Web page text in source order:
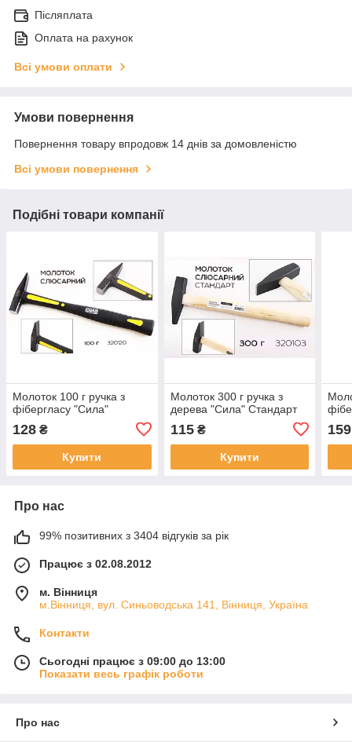
Післяплата
Оплата на рахунок
Всі умови оплати
Умови повернення
Повернення товару впродовж 14 днів за домовленістю
Всі умови повернення
Подібні товари компанії
Молоток 100 г ручка з
фібергласу "Сила"
128 ₴
Купити
Молоток 300 г ручка з
дерева "Сила" Стандарт
115₴
Купити
159
Про нас
99% позитивних з 3404 відгуків за рік
Працює з 02.08.2012
м. Вінниця
м.Вінниця, вул. Синьоводська 141, Вінниця, Україна
Контакти
Сьогодні працює з 09:00 до 13:00
Показати весь графік роботи
Про нас